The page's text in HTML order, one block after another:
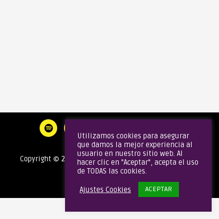
Copyright © 2020 Gata Brass Band | Todos los derechos
reservados
Utilizamos cookies para asegurar
que damos la mejor experiencia al
usuario en nuestro sitio web. Al
hacer clic en "Aceptar", acepta el uso
de TODAS las cookies.
Ajustes Cookies ACEPTAR